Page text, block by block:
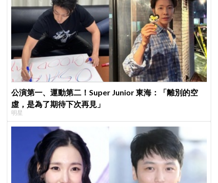
公演第一、運動第二！Super Junior 東海：「離別的空
虛，是為了期待下次再見」
明星